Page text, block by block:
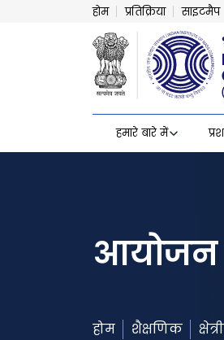
होम प्रतिक्रिया साइटमैप
हमारे बारे में
आयोजन
होम शैक्षणिक